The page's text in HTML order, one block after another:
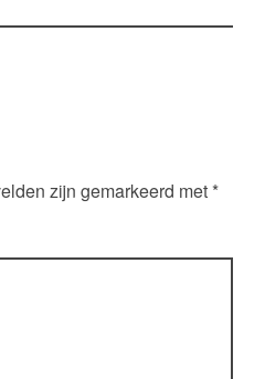
zijn gemarkeerd met *